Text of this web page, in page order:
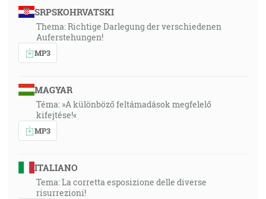
SRPSKOHRVATSKI
Thema: Richtige Darlegung der verschiedenen
Auferstehungen!
MP3
MAGYAR
Téma: »A különböző feltámadások megfelelő
kifejtése!«
MP3
ITALIANO
Tema: La corretta esposizione delle diverse
risurrezioni!